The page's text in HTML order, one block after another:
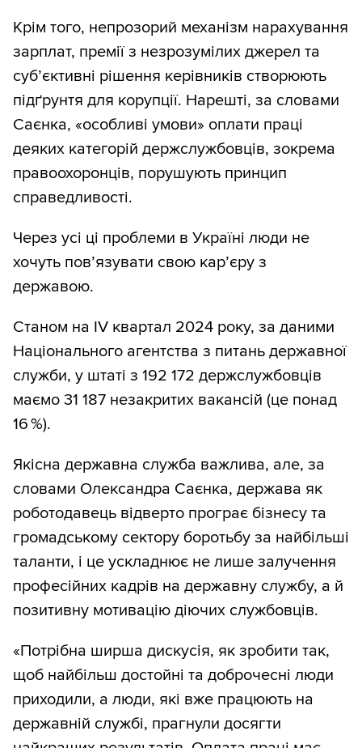
Крім того, непрозорий механізм нарахування
зарплат, премії з незрозумілих джерел та
суб’єктивні рішення керівників створюють
підґрунтя для корупції. Нарешті, за словами
Саєнка, «особливі умови» оплати праці
деяких категорій держслужбовців, зокрема
правоохоронців, порушують принцип
справедливості.
Через усі ці проблеми в Україні люди не
хочуть пов’язувати свою кар’єру з
державою.
Станом на IV квартал 2024 року, за даними
Національного агентства з питань державної
служби, у штаті з 192 172 держслужбовців
маємо 31 187 незакритих вакансій (це понад
16 %).
Якісна державна служба важлива, але, за
словами Олександра Саєнка, держава як
роботодавець відверто програє бізнесу та
громадському сектору боротьбу за найбільші
таланти, і це ускладнює не лише залучення
професійних кадрів на державну службу, а й
позитивну мотивацію діючих службовців.
«Потрібна ширша дискусія, як зробити так,
щоб найбільш достойні та доброчесні люди
приходили, а люди, які вже працюють на
державній службі, прагнули досягти